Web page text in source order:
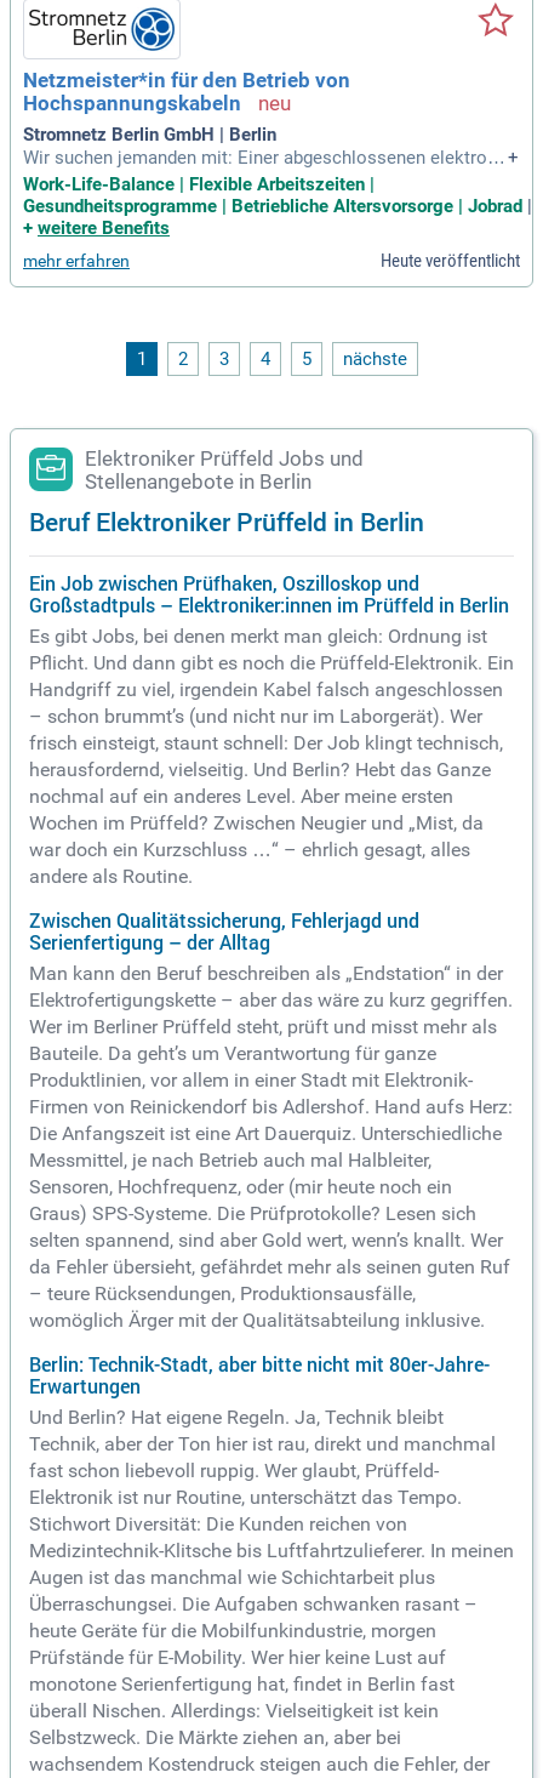
Netzmeister*in für den Betrieb von
Hochspannungskabeln
Stromnetz Berlin GmbH | Berlin
Wir suchen jemanden mit: Einer abgeschlossenen elektrote
chnischen Ausbildung und Weiterbildung zum/zur staatlich
geprüfte*n Techniker*in oder Meister*in oder der Bereitscha
ft eine solche Weiterbildung berufsbegleitend zu absolviere
+
Work-Life-Balance | Flexible Arbeitszeiten |
Gesundheitsprogramme | Betriebliche Altersvorsorge | Jobrad
+ weitere Benefits
mehr erfahren Heute veröffentlicht
1 2 3 4 5 nächste
Elektroniker Prüffeld Jobs und
Stellenangebote in Berlin
Beruf Elektroniker Prüffeld in Berlin
Ein Job zwischen Prüfhaken, Oszilloskop und
Großstadtpuls – Elektroniker:innen im Prüffeld in Berlin
Es gibt Jobs, bei denen merkt man gleich: Ordnung ist
Pflicht. Und dann gibt es noch die Prüffeld-Elektronik. Ein
Handgriff zu viel, irgendein Kabel falsch angeschlossen
– schon brummt’s (und nicht nur im Laborgerät). Wer
frisch einsteigt, staunt schnell: Der Job klingt technisch,
herausfordernd, vielseitig. Und Berlin? Hebt das Ganze
nochmal auf ein anderes Level. Aber meine ersten
Wochen im Prüffeld? Zwischen Neugier und „Mist, da
war doch ein Kurzschluss …“ – ehrlich gesagt, alles
andere als Routine.
Zwischen Qualitätssicherung, Fehlerjagd und
Serienfertigung – der Alltag
Man kann den Beruf beschreiben als „Endstation“ in der
Elektrofertigungskette – aber das wäre zu kurz gegriffen.
Wer im Berliner Prüffeld steht, prüft und misst mehr als
Bauteile. Da geht’s um Verantwortung für ganze
Produktlinien, vor allem in einer Stadt mit Elektronik-
Firmen von Reinickendorf bis Adlershof. Hand aufs Herz:
Die Anfangszeit ist eine Art Dauerquiz. Unterschiedliche
Messmittel, je nach Betrieb auch mal Halbleiter,
Sensoren, Hochfrequenz, oder (mir heute noch ein
Graus) SPS-Systeme. Die Prüfprotokolle? Lesen sich
selten spannend, sind aber Gold wert, wenn’s knallt. Wer
da Fehler übersieht, gefährdet mehr als seinen guten Ruf
– teure Rücksendungen, Produktionsausfälle,
womöglich Ärger mit der Qualitätsabteilung inklusive.
Berlin: Technik-Stadt, aber bitte nicht mit 80er-Jahre-
Erwartungen
Und Berlin? Hat eigene Regeln. Ja, Technik bleibt
Technik, aber der Ton hier ist rau, direkt und manchmal
fast schon liebevoll ruppig. Wer glaubt, Prüffeld-
Elektronik ist nur Routine, unterschätzt das Tempo.
Stichwort Diversität: Die Kunden reichen von
Medizintechnik-Klitsche bis Luftfahrtzulieferer. In meinen
Augen ist das manchmal wie Schichtarbeit plus
Überraschungsei. Die Aufgaben schwanken rasant –
heute Geräte für die Mobilfunkindustrie, morgen
Prüfstände für E-Mobility. Wer hier keine Lust auf
monotone Serienfertigung hat, findet in Berlin fast
überall Nischen. Allerdings: Vielseitigkeit ist kein
Selbstzweck. Die Märkte ziehen an, aber bei
wachsendem Kostendruck steigen auch die Fehler, der